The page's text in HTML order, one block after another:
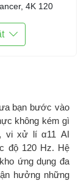
bạn bước vào
không kém gì
vi xử lí α11 AI
độ 120 Hz. Hệ
ứng dụng đa
hưởng những
4K 120
4K
thoại: Ứng
nói: Google
lên TV:
Remote
bị trong